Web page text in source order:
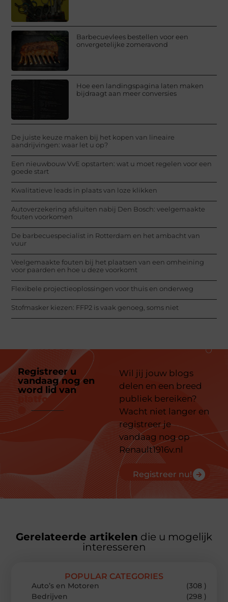
Barbecuevlees bestellen voor een
onvergetelijke zomeravond
Hoe een landingspagina laten maken
bijdraagt aan meer conversies
De juiste keuze maken bij het kopen van lineaire
aandrijvingen: waar let u op?
Een nieuwbouw VvE opstarten: wat u moet regelen voor een
goede start
Kwalitatieve leads in plaats van loze klikken
Autoverzekering afsluiten nabij Den Bosch: veelgemaakte
fouten voorkomen
De barbecuespecialist in Rotterdam en het ambacht van
vuur
Veelgemaakte fouten bij het plaatsen van een omheining
voor paarden en hoe u deze voorkomt
Flexibele projectieoplossingen voor thuis en onderweg
Stofmasker kiezen: FFP2 is vaak genoeg, soms niet
Registreer u
vandaag nog en
word lid van
platform
Wil jij jouw blogs
delen en een breed
publiek bereiken?
Wacht niet langer en
registreer je
vandaag nog op
Renault1916v.nl
Registreer nu!
Gerelateerde artikelen die u mogelijk
interesseren
POPULAR CATEGORIES
Auto’s en Motoren
(308 )
Bedrijven
(298 )